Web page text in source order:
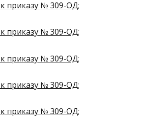
приказу № 309-ОД;
приказу № 309-ОД;
приказу № 309-ОД;
приказу № 309-ОД;
приказу № 309-ОД;